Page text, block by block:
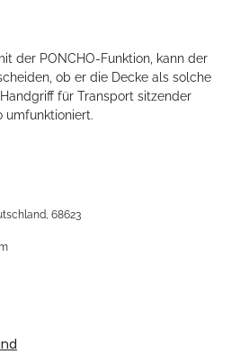
der PONCHO-Funktion, kann der
ob er die Decke als solche
für Transport sitzender
umfunktioniert.
68623